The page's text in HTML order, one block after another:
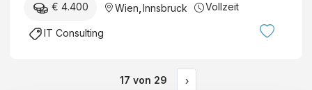
€ 4.400 Wien Innsbruck Vollzeit
IT Consulting
17 von 29 ›